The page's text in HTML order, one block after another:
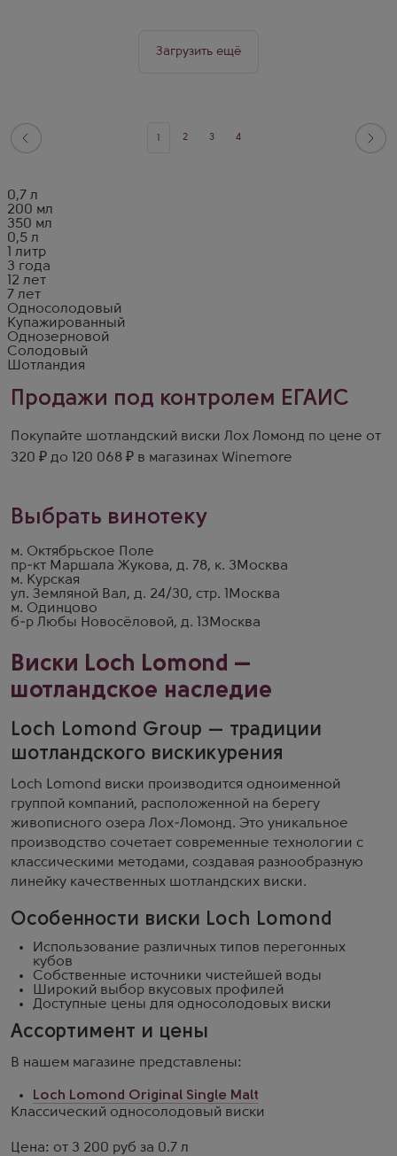
Загрузить ещё
2 3 4
0,7 л
200 мл
350 мл
0,5 л
1 литр
3 года
12 лет
7 лет
Односолодовый
Купажированный
Однозерновой
Солодовый
Шотландия
Продажи под контролем ЕГАИС
Покупайте шотландский виски Лох Ломонд по цене от
320 ₽ до 120 068 ₽ в магазинах Winemore
Выбрать винотеку
м. Октябрьское Поле
пр-кт Маршала Жукова, д. 78, к. 3 Москва
м. Курская
ул. Земляной Вал, д. 24/30, стр. 1
Москва
м. Одинцово
б-р Любы Новосёловой, д. 13 Москва
Виски Loch Lomond —
шотландское наследие
Loch Lomond Group — традиции
шотландского вискикурения
Loch Lomond виски производится одноименной
группой компаний, расположенной на берегу
живописного озера Лох-Ломонд. Это уникальное
производство сочетает современные технологии с
классическими методами, создавая разнообразную
линейку качественных шотландских виски.
Особенности виски Loch Lomond
Использование различных типов перегонных
кубов
Собственные источники чистейшей воды
Широкий выбор вкусовых профилей
Доступные цены для односолодовых виски
Ассортимент и цены
В нашем магазине представлены:
Loch Lomond Original Single Malt
Классический односолодовый виски
Цена: от 3 200 руб за 0.7 л